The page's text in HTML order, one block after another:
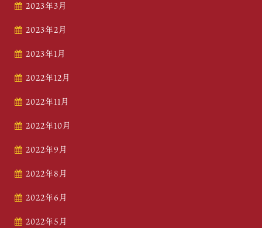
2023年3月
2023年2月
2023年1月
2022年12月
2022年11月
2022年10月
2022年9月
2022年8月
2022年6月
2022年5月